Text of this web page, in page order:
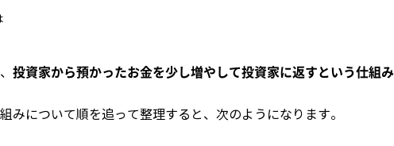
投資家から預かったお金を少し増やして投資家に返すという仕組み
みについて順を追って整理すると、次のようになります。